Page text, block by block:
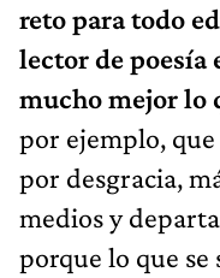
reto para todo
lector de poesía
mucho mejor lo
por ejemplo,
por desgracia,
medios y
porque lo que se